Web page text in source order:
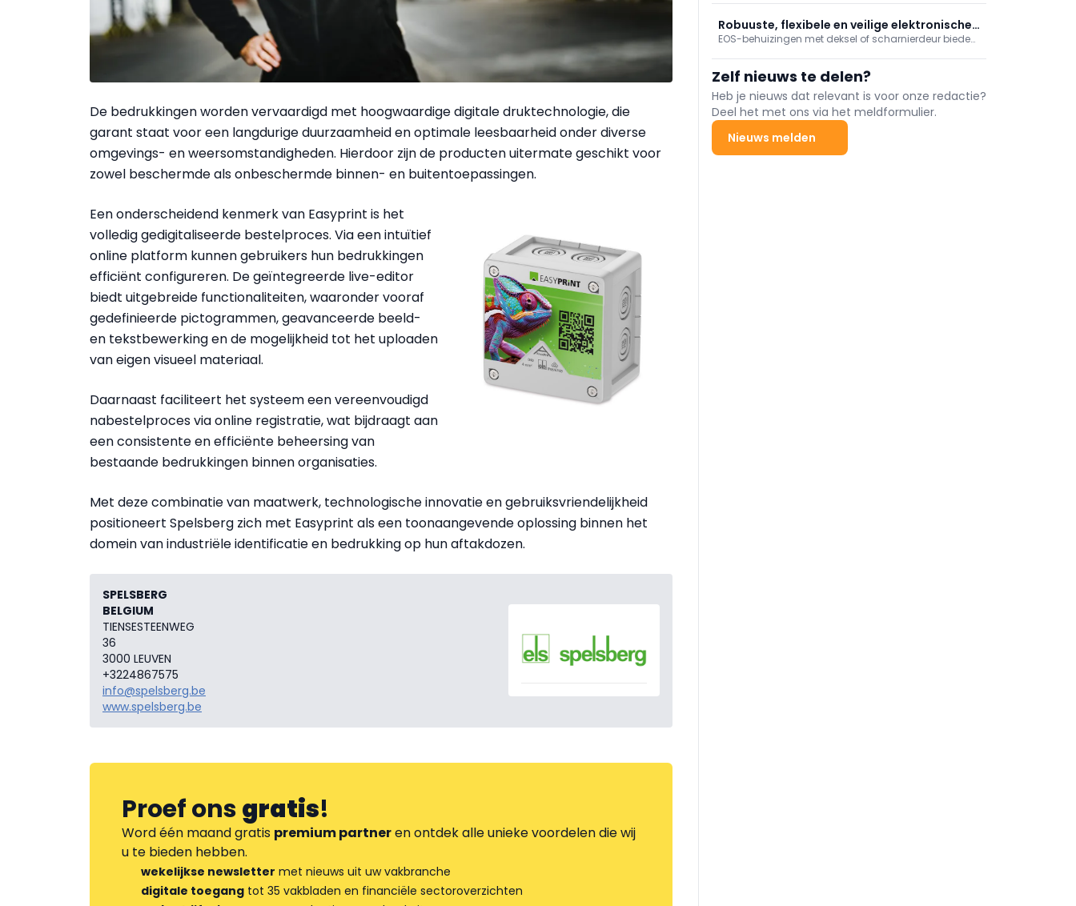
De bedrukkingen worden vervaardigd met hoogwaardige digitale druktechnologie, die
garant staat voor een langdurige duurzaamheid en optimale leesbaarheid onder diverse
omgevings- en weersomstandigheden. Hierdoor zijn de producten uitermate geschikt voor
zowel beschermde als onbeschermde binnen- en buitentoepassingen.
Een onderscheidend kenmerk van Easyprint is het
volledig gedigitaliseerde bestelproces. Via een intuïtief
online platform kunnen gebruikers hun bedrukkingen
efficiënt configureren. De geïntegreerde live-editor
biedt uitgebreide functionaliteiten, waaronder vooraf
gedefinieerde pictogrammen, geavanceerde beeld-
en tekstbewerking en de mogelijkheid tot het uploaden
van eigen visueel materiaal.
Daarnaast faciliteert het systeem een vereenvoudigd
nabestelproces via online registratie, wat bijdraagt aan
een consistente en efficiënte beheersing van
bestaande bedrukkingen binnen organisaties.
Met deze combinatie van maatwerk, technologische innovatie en gebruiksvriendelijkheid
positioneert Spelsberg zich met Easyprint als een toonaangevende oplossing binnen het
domein van industriële identificatie en bedrukking op hun aftakdozen.
SPELSBERG
BELGIUM
TIENSESTEENWEG
36
3000 LEUVEN
+3224867575
info@spelsberg.be
www.spelsberg.be
Proef onsgratis!
Word één maand gratis premium partneren ontdek alle unieke voordelen die wij
u te bieden hebben.
wekelijkse newsletter met nieuws uit uw vakbranche
digitale toegang tot 35 vakbladen en financiële sectoroverzichten
AK Air gaat het bedrijf door met de ontwikkelingen
van de best verkochte verdeler.
Robuuste, flexibele en veilige elektronische
bescherming
EOS-behuizingen met deksel of scharnierdeur bieden
apparaten in veeleisende omgevingen. Deze
behuizingen combineren een stevige constructie,
flexibele configuratiemogelijkheden en een hoog
beveiligingsniveau. In België worden deze
behuizingen verdeeld door het gerenommeerde
Spelsberg.
Zelf nieuws te delen?
Heb je nieuws dat relevant is voor onze redactie?
Deel het met ons via het meldformulier.
Nieuws melden